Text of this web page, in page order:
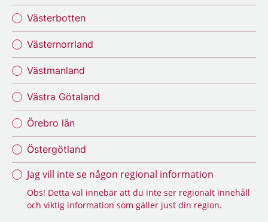
Västerbotten
Västernorrland
Västmanland
Västra Götaland
Örebro län
Östergötland
Jag vill inte se någon regional information
Obs! Detta val innebär att du inte ser regionalt innehåll
och viktig information som gäller just din region.